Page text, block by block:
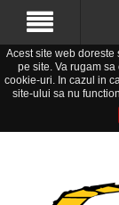
Acest site web
pe site. Va rugam
cookie-uri. In cazul in
site-ului sa nu